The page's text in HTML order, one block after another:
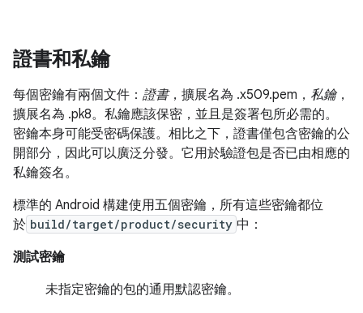
證書和私鑰
每個密鑰有兩個文件： 證書，擴展名為 .x509.pem， 私鑰，
擴展名為 .pk8。私鑰應該保密，並且是簽署包所必需的。
密鑰本身可能受密碼保護。相比之下，證書僅包含密鑰的公
開部分，因此可以廣泛分發。它用於驗證包是否已由相應的
私鑰簽名。
標準的 Android 構建使用五個密鑰，所有這些密鑰都位
於 build/target/product/security 中：
測試密鑰
未指定密鑰的包的通用默認密鑰。